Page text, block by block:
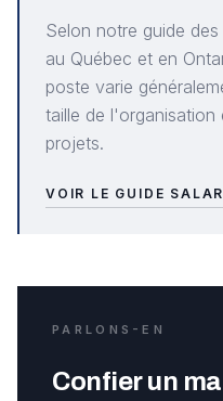
Selon notre guide
au Québec et en
poste varie
taille de
projets.
VOIR LE GUIDE
PARLONS-EN
Confier un